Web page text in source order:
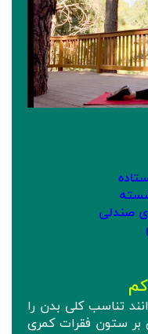
صندلی
تناسب کلی بدن را
بر ستون فقرات کمری